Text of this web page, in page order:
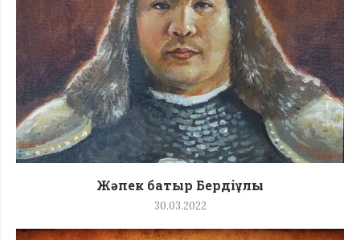
Жәпек батыр Бердіұлы
30.03.2022